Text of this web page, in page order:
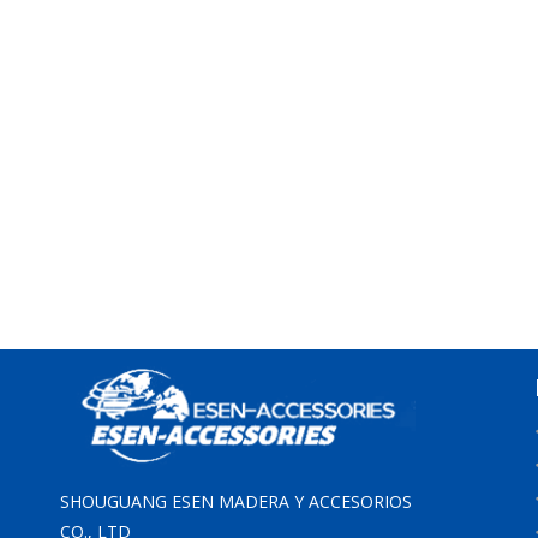
SHOUGUANG ESEN MADERA Y ACCESORIOS
CO., LTD